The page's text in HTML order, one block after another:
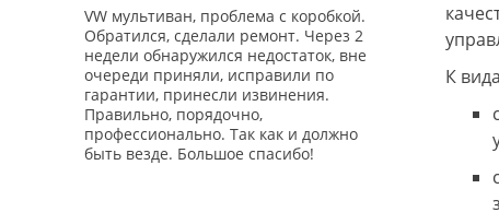
VW мультиван, проблема с коробкой.
Обратился, сделали ремонт. Через 2
недели обнаружился недостаток, вне
очереди приняли, исправили по
гарантии, принесли извинения.
Правильно, порядочно,
профессионально. Так как и должно
быть везде. Большое спасибо!
Добрый день!
обращаться в
бесплатно
авто Гольф 6 -
производил
вторых -
заводилась!
предоставил
потом
отдельное
К